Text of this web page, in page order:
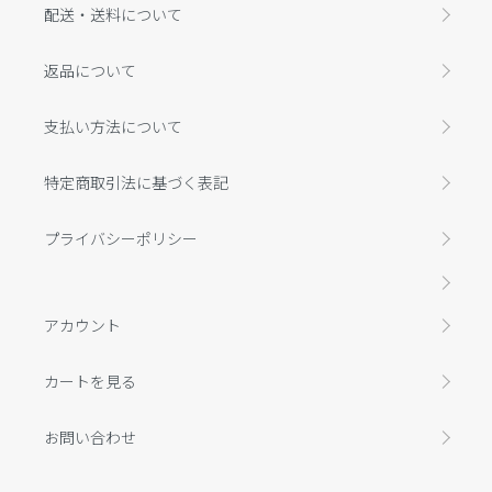
配送・送料について
返品について
支払い方法について
特定商取引法に基づく表記
プライバシーポリシー
アカウント
カートを見る
お問い合わせ